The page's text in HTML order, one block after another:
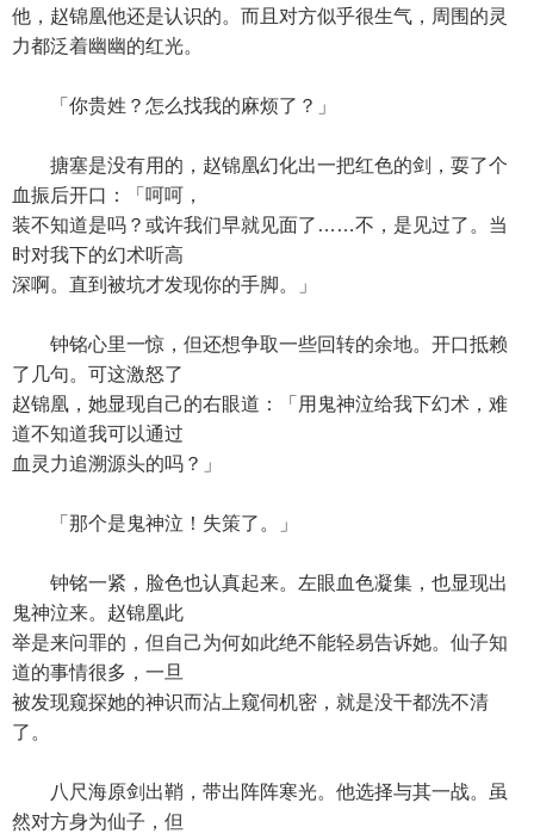
他，赵锦凰他还是认识的。而且对方似乎很生气，周围的灵
力都泛着幽幽的红光。
「你贵姓？怎么找我的麻烦了？」
搪塞是没有用的，赵锦凰幻化出一把红色的剑，耍了个
血振后开口：「呵呵，
装不知道是吗？或许我们早就见面了……不，是见过了。当
时对我下的幻术听高
深啊。直到被坑才发现你的手脚。」
钟铭心里一惊，但还想争取一些回转的余地。开口抵赖
了几句。可这激怒了
赵锦凰，她显现自己的右眼道：「用鬼神泣给我下幻术，难
道不知道我可以通过
血灵力追溯源头的吗？」
「那个是鬼神泣！失策了。」
钟铭一紧，脸色也认真起来。左眼血色凝集，也显现出
鬼神泣来。赵锦凰此
举是来问罪的，但自己为何如此绝不能轻易告诉她。仙子知
道的事情很多，一旦
被发现窥探她的神识而沾上窥伺机密，就是没干都洗不清
了。
八尺海原剑出鞘，带出阵阵寒光。他选择与其一战。虽
然对方身为仙子，但